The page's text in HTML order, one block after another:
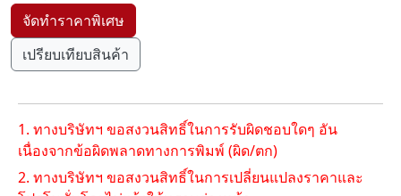
เปรียบเทียบสินค้า
1. ทางบริษัทฯ ขอสงวนสิทธิ์ในการรับผิดชอบใดๆ อัน
เนื่องจากข้อผิดพลาดทางการพิมพ์ (ผิด/ตก)
2. ทางบริษัทฯ ขอสงวนสิทธิ์ในการเปลี่ยนแปลงราคาและ